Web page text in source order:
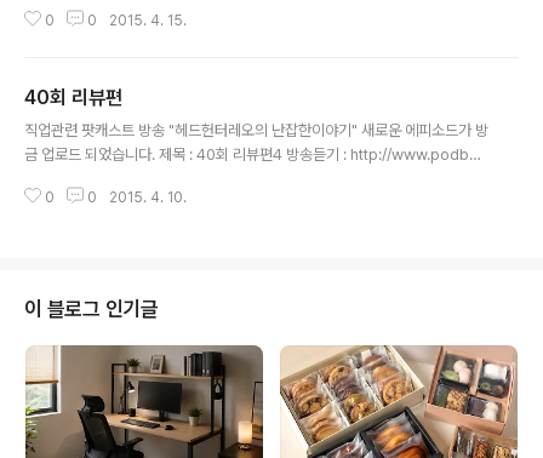
이야기" 검색 후 구독 신청하시면 방송을 편하게 들을 수 있습니다.팟빵에서 구
y/itunes-nanjobstory 3. 유튜브로 방송 듣기 : http://youtube.com/nanj
obstory ※ 공식 카페 : http://cafe.naver.com/nanjobst..
0 0 2015. 4. 15.
40회 리뷰편
직업관련 팟캐스트 방송 "헤드헌터레오의 난잡한이야기" 새로운 에피소드가 방
금 업로드 되었습니다. 제목 : 40회 리뷰편4 방송듣기 : http://www.podbba
이야기" 검색 후 구독 신청하시면 방송을 편하게 들을 수 있습니다. 1. 팟빵으로
연신청 및 광고 문의 : 메일 : nanjobstory@gma..
0 0 2015. 4. 10.
이 블로그 인기글